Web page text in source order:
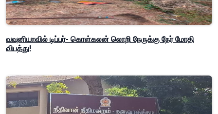
வவுனியாவில் டிப்பர்- கொள்கலன் லொறி நேருக்கு நேர் மோதி
விபத்து!